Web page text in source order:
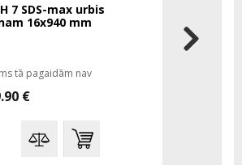
7 SDS-max urbis
16x940 mm
tā pagaidām nav
€